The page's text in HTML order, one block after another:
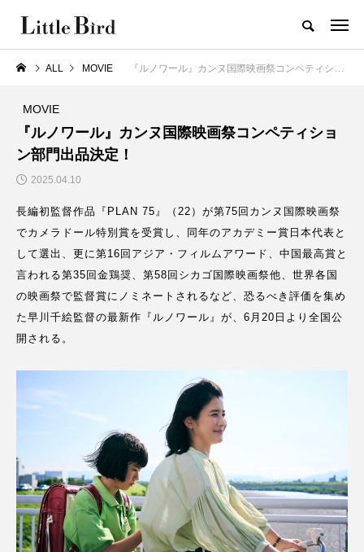
ALL MOVIE 『ルノワール』カンヌ国際映画祭コンペティション部門出品決定！
MOVIE
『ルノワール』カンヌ国際映画祭コンペティショ
ン部門出品決定！
2025.04.10
長編初監督作品『PLAN 75』（22）が第75回カンヌ国際映画祭
でカメラドール特別賞を受賞し、同年のアカデミー賞日本代表と
して選出、更に第16回アジア・フィルムアワード、中国最高賞と
言われる第35回金鶏奨、第58回シカゴ国際映画祭他、世界各国
の映画祭で監督賞にノミネートされるなど、恐るべき評価を集め
た早川千絵監督の最新作『ルノワール』が、6月20日より全国公
開される。